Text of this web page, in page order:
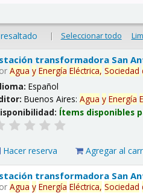
| Seleccionar todo
transformadora San
Agua y Energía Eléctrica, Sociedad
Español
Buenos Aires:Agua y Energía
Ítems disponibles
Hacer reserva Agregar al
transformadora San
Agua y Energía Eléctrica, Sociedad